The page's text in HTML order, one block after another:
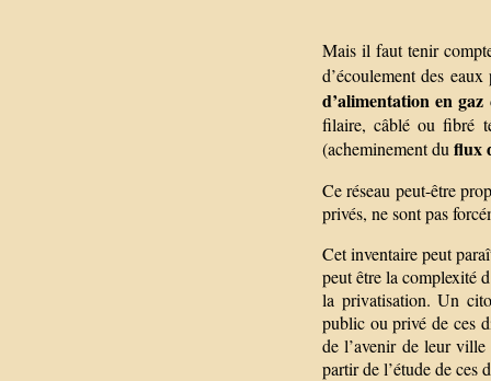
Mais il faut tenir
d’écoulement des
d’alimentation en gaz
filaire, câblé ou fibré
(acheminement du flux
Ce réseau peut-être
privés, ne sont pas
Cet inventaire peut
peut être la complexité
la privatisation. Un
public ou privé de ces
de l’avenir de leur
partir de l’étude de ces